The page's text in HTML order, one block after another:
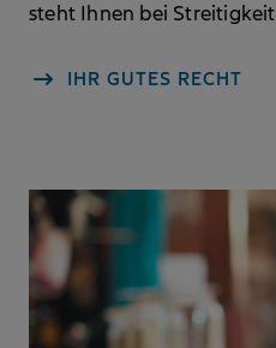
steht Ihnen bei
IHR GUTES RECHT